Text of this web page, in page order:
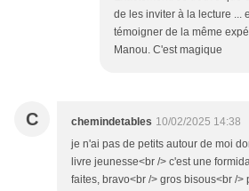
de les inviter à la lecture ...
témoigner de la même
Manou. C'est magique
C chemindetables 10/02/2025 14:38
je n'ai pas de petits autour de moi
livre jeunesse<br /> c'est une
faites, bravo<br /> gros bisous<br />